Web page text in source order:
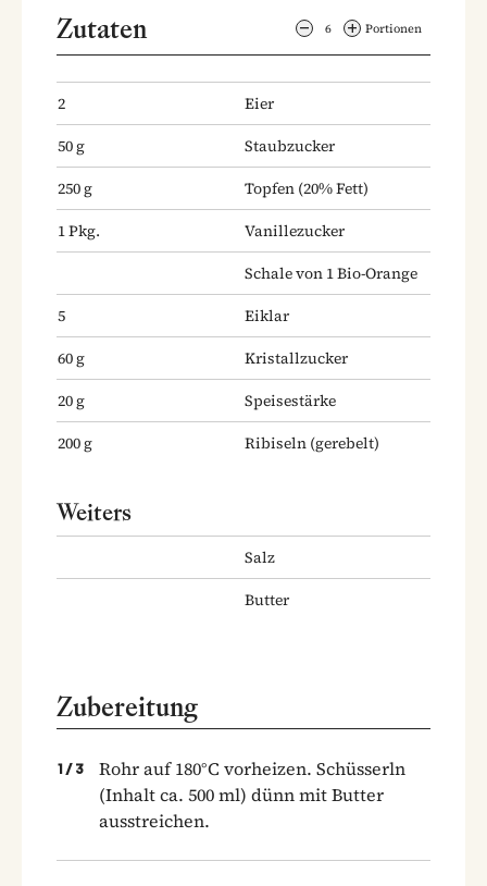
Zutaten 6 Portionen
2
Eier
50g
Staubzucker
250g Topfen (20% Fett)
1Pkg.
Vanillezucker
Schale von 1 Bio-Orange
5
Eiklar
60g
Kristallzucker
20g
Speisestärke
200g Ribiseln (gerebelt)
Weiters
Salz
Butter
Zubereitung
1 / 3
Rohr auf 180°C vorheizen. Schüsserln
(Inhalt ca. 500 ml) dünn mit Butter
ausstreichen.